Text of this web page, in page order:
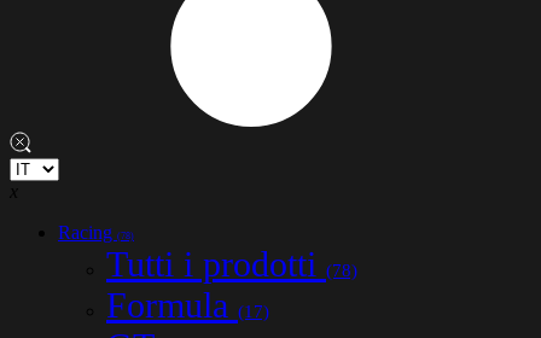
x
Racing (78)
Tutti i prodotti (78)
Formula (17)